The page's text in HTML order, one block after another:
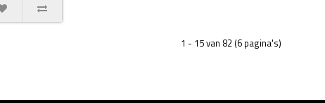
1 - 15 van 82 (6 pagina's)